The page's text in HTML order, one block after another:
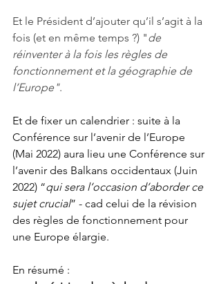
Et le Président d’ajouter qu’il s’agit à la
fois (et en même temps ?) "de
réinventer à la fois les règles de
fonctionnement et la géographie de
l’Europe".
Et de fixer un calendrier : suite à la
Conférence sur l’avenir de l’Europe
(Mai 2022) aura lieu une Conférence sur
l’avenir des Balkans occidentaux (Juin
2022) “qui sera l’occasion d’aborder ce
sujet crucial” - cad celui de la révision
des règles de fonctionnement pour
une Europe élargie.
En résumé :